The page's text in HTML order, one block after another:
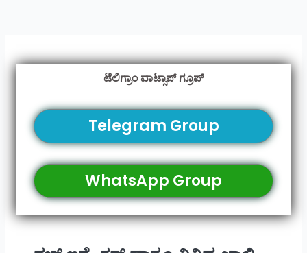
ಟೆಲಿಗ್ರಾಂ ವಾಟ್ಸಾಪ್ ಗ್ರೂಪ್
Telegram Group
WhatsApp Group